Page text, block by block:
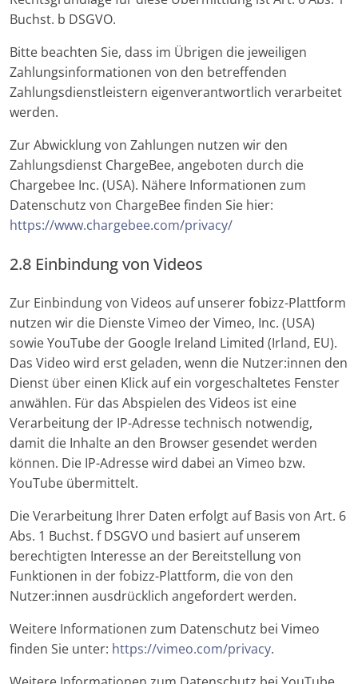
Buchst. b DSGVO.
Bitte beachten Sie, dass im Übrigen die jeweiligen
Zahlungsinformationen von den betreffenden
Zahlungsdienstleistern eigenverantwortlich verarbeitet
werden.
Zur Abwicklung von Zahlungen nutzen wir den
Zahlungsdienst ChargeBee, angeboten durch die
Chargebee Inc. (USA). Nähere Informationen zum
Datenschutz von ChargeBee finden Sie hier:
https://www.chargebee.com/privacy/
2.8 Einbindung von Videos
Zur Einbindung von Videos auf unserer fobizz-Plattform
nutzen wir die Dienste Vimeo der Vimeo, Inc. (USA)
sowie YouTube der Google Ireland Limited (Irland, EU).
Das Video wird erst geladen, wenn die Nutzer:innen den
Dienst über einen Klick auf ein vorgeschaltetes Fenster
anwählen. Für das Abspielen des Videos ist eine
Verarbeitung der IP-Adresse technisch notwendig,
damit die Inhalte an den Browser gesendet werden
können. Die IP-Adresse wird dabei an Vimeo bzw.
YouTube übermittelt.
Die Verarbeitung Ihrer Daten erfolgt auf Basis von Art. 6
Abs. 1 Buchst. f DSGVO und basiert auf unserem
berechtigten Interesse an der Bereitstellung von
Funktionen in der fobizz-Plattform, die von den
Nutzer:innen ausdrücklich angefordert werden.
Weitere Informationen zum Datenschutz bei Vimeo
finden Sie unter: https://vimeo.com/privacy.